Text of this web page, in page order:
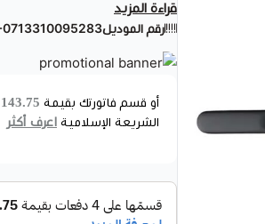
عرض اليوم: قفلين باب بالبصمة
مطلقة. قل وداعاً للمفاتيح
أفضل الحلول الذكية: مقبض باب
0713310095276
سهولة التركيب:يمكن
وداعًا للمفاتيح التقليدية:
قراءة المزيد
رقم الموديل
أو قسم فاتورتك بقيمة 143.75 ر.س
الشريعة الإسلامية اعرف أكثر